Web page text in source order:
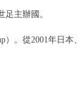
主辦國。
）。從2001年日本